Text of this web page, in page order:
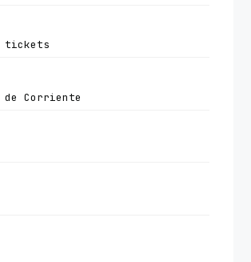
tickets
de Corriente